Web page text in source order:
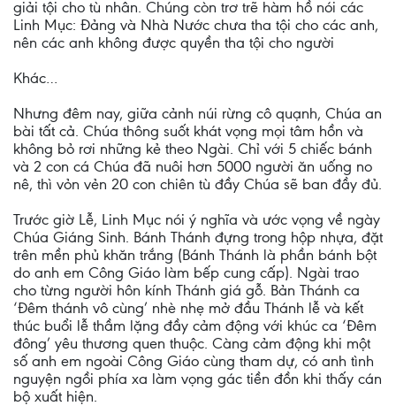
giải tội cho tù nhân. Chúng còn trơ trẽ hàm hồ nói các
Linh Mục: Đảng và Nhà Nước chưa tha tội cho các anh,
nên các anh không được quyền tha tội cho người
Khác…
Nhưng đêm nay, giữa cảnh núi rừng cô quạnh, Chúa an
bài tất cả. Chúa thông suốt khát vọng mọi tâm hồn và
không bỏ rơi những kẻ theo Ngài. Chỉ với 5 chiếc bánh
và 2 con cá Chúa đã nuôi hơn 5000 người ăn uống no
nê, thì vỏn vẻn 20 con chiên tù đầy Chúa sẽ ban đầy đủ.
Trước giờ Lễ, Linh Mục nói ý nghĩa và ước vọng về ngày
Chúa Giáng Sinh. Bánh Thánh đựng trong hộp nhựa, đặt
trên mền phủ khăn trắng (Bánh Thánh là phần bánh bột
do anh em Công Giáo làm bếp cung cấp). Ngài trao
cho từng người hôn kính Thánh giá gỗ. Bản Thánh ca
‘Đêm thánh vô cùng’ nhè nhẹ mở đầu Thánh lễ và kết
thúc buổi lễ thầm lặng đầy cảm động với khúc ca ‘Đêm
đông’ yêu thương quen thuộc. Càng cảm động khi một
số anh em ngoài Công Giáo cùng tham dự, có anh tình
nguyện ngồi phía xa làm vọng gác tiền đồn khi thấy cán
bộ xuất hiện.